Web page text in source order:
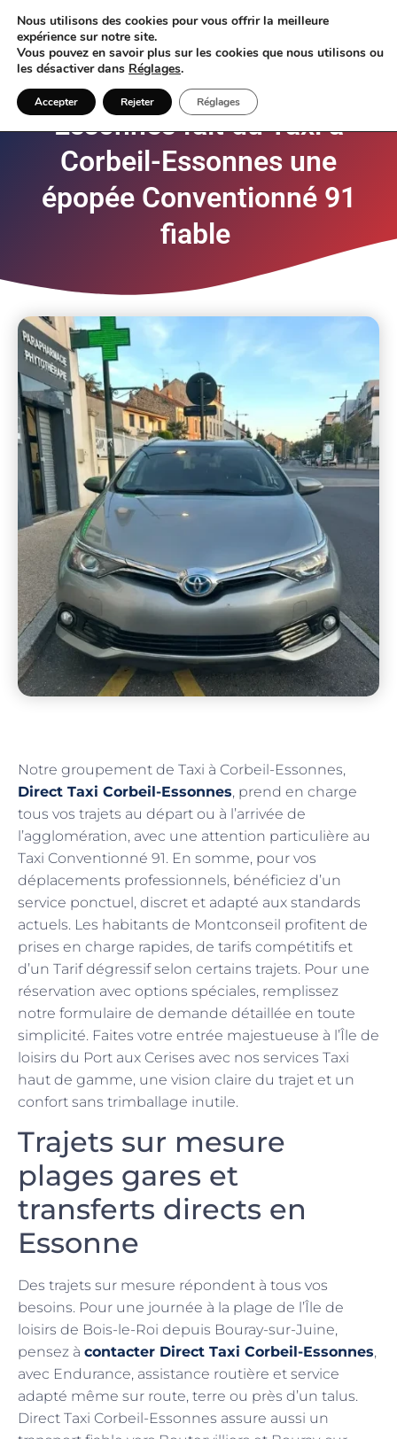
Direct Taxi Corbeil-
Essonnes fait du Taxi à
Corbeil-Essonnes une
épopée Conventionné 91
fiable
Notre groupement de Taxi à Corbeil-Essonnes,
Direct Taxi Corbeil-Essonnes, prend en charge
tous vos trajets au départ ou à l’arrivée de
l’agglomération, avec une attention particulière au
Taxi Conventionné 91. En somme, pour vos
déplacements professionnels, bénéficiez d’un
service ponctuel, discret et adapté aux standards
actuels. Les habitants de Montconseil profitent de
prises en charge rapides, de tarifs compétitifs et
d’un Tarif dégressif selon certains trajets. Pour une
réservation avec options spéciales, remplissez
notre formulaire de demande détaillée en toute
simplicité. Faites votre entrée majestueuse à l’Île de
loisirs du Port aux Cerises avec nos services Taxi
haut de gamme, une vision claire du trajet et un
confort sans trimballage inutile.
Trajets sur mesure
plages gares et
transferts directs en
Essonne
Des trajets sur mesure répondent à tous vos
besoins. Pour une journée à la plage de l’Île de
loisirs de Bois-le-Roi depuis Bouray-sur-Juine,
pensez à contacter Direct Taxi Corbeil-Essonnes,
avec Endurance, assistance routière et service
adapté même sur route, terre ou près d’un talus.
Direct Taxi Corbeil-Essonnes assure aussi un
Nous utilisons des cookies pour vous offrir la meilleure
expérience sur notre site.
Vous pouvez en savoir plus sur les cookies que nous utilisons ou
les désactiver dans Réglages.
Accepter Rejeter Réglages